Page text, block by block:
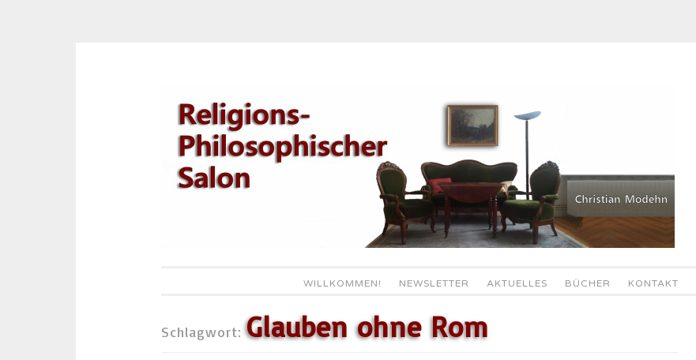
Inhalt
springen
WILLKOMMEN! NEWSLETTER AKTUELLES BÜCHER KONTAKT
Schlagwort:Glauben ohne Rom